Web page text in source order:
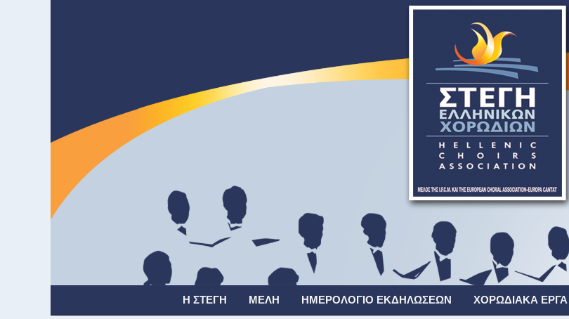
Η ΣΤΈΓΗ ΜΈΛΗ ΗΜΕΡΟΛΌΓΙΟ ΕΚΔΗΛΏΣΕΩΝ ΧΟΡΩΔΙΑΚΆ ΈΡΓΑ